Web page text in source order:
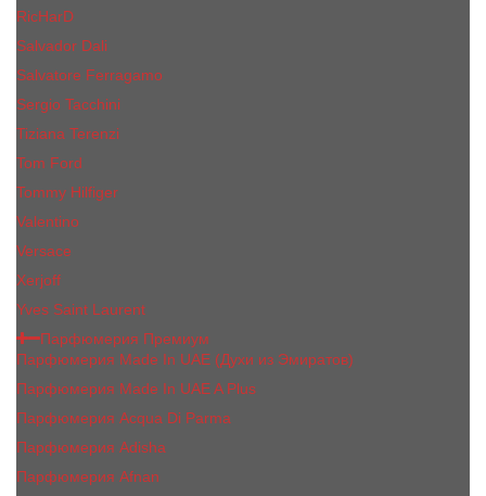
RicHarD
Salvador Dali
Salvatore Ferragamo
Sergio Tacchini
Tiziana Terenzi
Tom Ford
Tommy Hilfiger
Valentino
Versace
Xerjoff
Yves Saint Laurent
Парфюмерия Премиум
Парфюмерия Made In UAE (Духи из Эмиратов)
Парфюмерия Made In UAE A Plus
Парфюмерия Acqua Di Parma
Парфюмерия Adisha
Парфюмерия Afnan